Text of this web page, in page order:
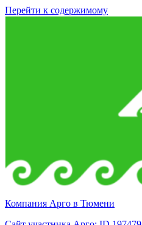
Перейти к содержимому
Компания Арго в Тюмени